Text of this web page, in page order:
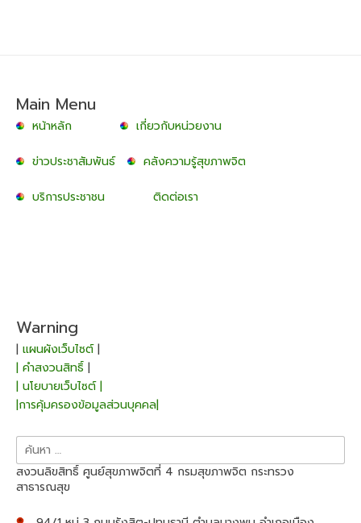
Main Menu
หน้าหลัก เกี่ยวกับหน่วยงาน
ข่าวประชาสัมพันธ์ คลังความรู้สุขภาพจิต
บริการประชาชน ติดต่อเรา
Warning
| แผนผังเว็บไซต์|
| คำสงวนสิทธิ์ |
| นโยบายเว็บไซต์ |
|การคุ้มครองข้อมูลส่วนบุคคล|
ค้นหา
สำหรับ:
สงวนลิขสิทธิ์ ศูนย์สุขภาพจิตที่ 4 กรมสุขภาพจิต กระทรวง
สาธารณสุข